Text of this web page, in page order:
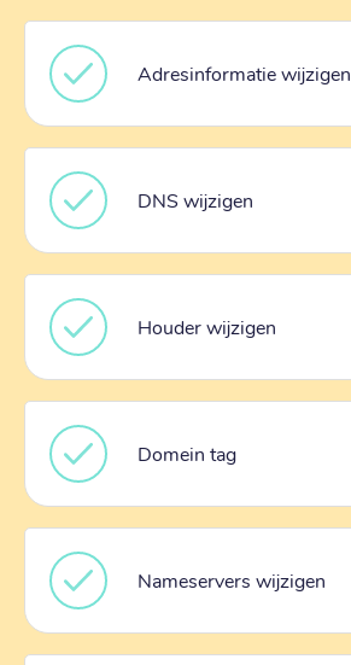
Adresinformatie wijzigen
DNS wijzigen
Houder wijzigen
Domein tag
Nameservers wijzigen